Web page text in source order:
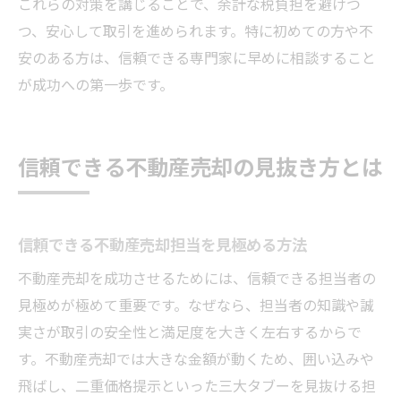
つ、安心して取引を進められます。特に初めての方や不
安のある方は、信頼できる専門家に早めに相談すること
が成功への第一歩です。
信頼できる不動産売却の見抜き方とは
信頼できる不動産売却担当を見極める方法
不動産売却を成功させるためには、信頼できる担当者の
見極めが極めて重要です。なぜなら、担当者の知識や誠
実さが取引の安全性と満足度を大きく左右するからで
す。不動産売却では大きな金額が動くため、囲い込みや
飛ばし、二重価格提示といった三大タブーを見抜ける担